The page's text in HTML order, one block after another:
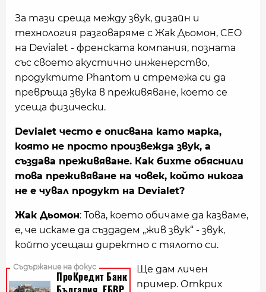
За тази среща между звук, дизайн и
технология разговаряме с Жак Дьомон, CEO
на Devialet - френската компания, позната
със своето акустично инженерство,
продуктите Phantom и стремежа си да
превръща звука в преживяване, което се
усеща физически.
Devialet често е описвана като марка,
която не просто произвежда звук, а
създава преживяване. Как бихте обяснили
това преживяване на човек, който никога
не е чувал продукт на Devialet?
Жак Дьомон: Това, което обичаме да казваме,
е, че искаме да създадем „жив звук“ - звук,
който усещаш директно с тялото си.
Ще дам личен
пример. Открих